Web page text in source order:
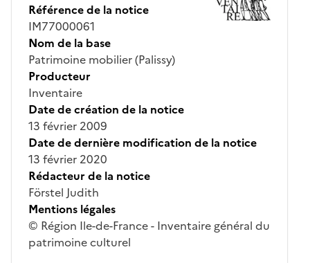
Référence de la notice
IM77000061
Nom de la base
Patrimoine mobilier (Palissy)
Producteur
Inventaire
Date de création de la notice
13 février 2009
Date de dernière modification de la notice
13 février 2020
Rédacteur de la notice
Förstel Judith
Mentions légales
© Région Ile-de-France - Inventaire général du
patrimoine culturel